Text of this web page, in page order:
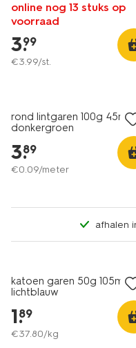
online nog 13 stuks op
voorraad
3.
99
€3.99/st.
rond lintgaren 100g 45m
donkergroen
3.
89
€0.09/meter
afhalen
katoen garen 50g 105m
lichtblauw
1.
89
€37.80/kg